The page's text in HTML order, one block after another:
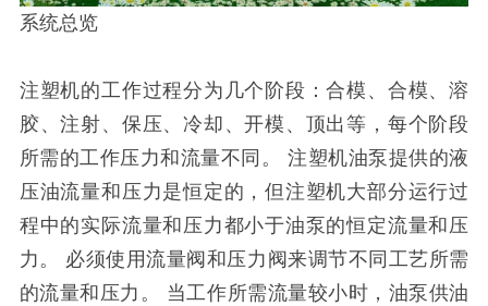
系统总览
注塑机的工作过程分为几个阶段：合模、合模、溶
胶、注射、保压、冷却、开模、顶出等，每个阶段
所需的工作压力和流量不同。 注塑机油泵提供的液
压油流量和压力是恒定的，但注塑机大部分运行过
程中的实际流量和压力都小于油泵的恒定流量和压
力。 必须使用流量阀和压力阀来调节不同工艺所需
的流量和压力。 当工作所需流量较小时，油泵供油